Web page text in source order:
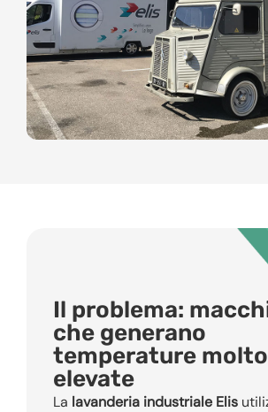
Il problema:
che generano
temperature molto
elevate
La lavanderia industriale Elis